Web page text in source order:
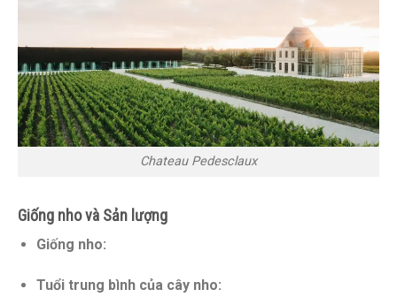
Chateau Pedesclaux
Giống nho và Sản lượng
Giống nho:
Tuổi trung bình của cây nho: